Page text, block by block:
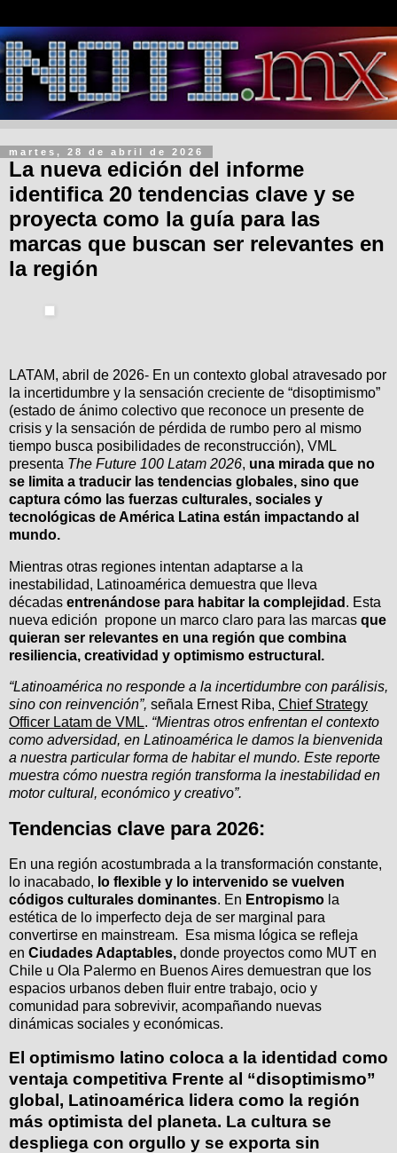
martes, 28 de abril de 2026
La nueva edición del informe
identifica 20 tendencias clave y se
proyecta como la guía para las
marcas que buscan ser relevantes en
la región
LATAM, abril de 2026- En un contexto global atravesado por
la incertidumbre y la sensación creciente de “disoptimismo”
(estado de ánimo colectivo que reconoce un presente de
crisis y la sensación de pérdida de rumbo pero al mismo
tiempo busca posibilidades de reconstrucción), VML
presenta The Future 100 Latam 2026, una mirada que no
se limita a traducir las tendencias globales, sino que
captura cómo las fuerzas culturales, sociales y
tecnológicas de América Latina están impactando al
mundo.
Mientras otras regiones intentan adaptarse a la
inestabilidad, Latinoamérica demuestra que lleva
décadas entrenándose para habitar la complejidad . Esta
nueva edición propone un marco claro para las marcas que
quieran ser relevantes en una región que combina
resiliencia, creatividad y optimismo estructural.
“Latinoamérica no responde a la incertidumbre con parálisis,
sino con reinvención”, señala Ernest Riba, Chief Strategy
Officer Latam de VML. “Mientras otros enfrentan el contexto
como adversidad, en Latinoamérica le damos la bienvenida
a nuestra particular forma de habitar el mundo. Este reporte
muestra cómo nuestra región transforma la inestabilidad en
motor cultural, económico y creativo”.
Tendencias clave para 2026:
En una región acostumbrada a la transformación constante,
lo inacabado, lo flexible y lo intervenido se vuelven
códigos culturales dominantes. En Entropismo la
estética de lo imperfecto deja de ser marginal para
convertirse en mainstream. Esa misma lógica se refleja
en Ciudades Adaptables, donde proyectos como MUT en
Chile u Ola Palermo en Buenos Aires demuestran que los
espacios urbanos deben fluir entre trabajo, ocio y
comunidad para sobrevivir, acompañando nuevas
dinámicas sociales y económicas.
El optimismo latino coloca a la identidad como
ventaja competitiva Frente al “disoptimismo”
global, Latinoamérica lidera como la región
más optimista del planeta. La cultura se
despliega con orgullo y se exporta sin